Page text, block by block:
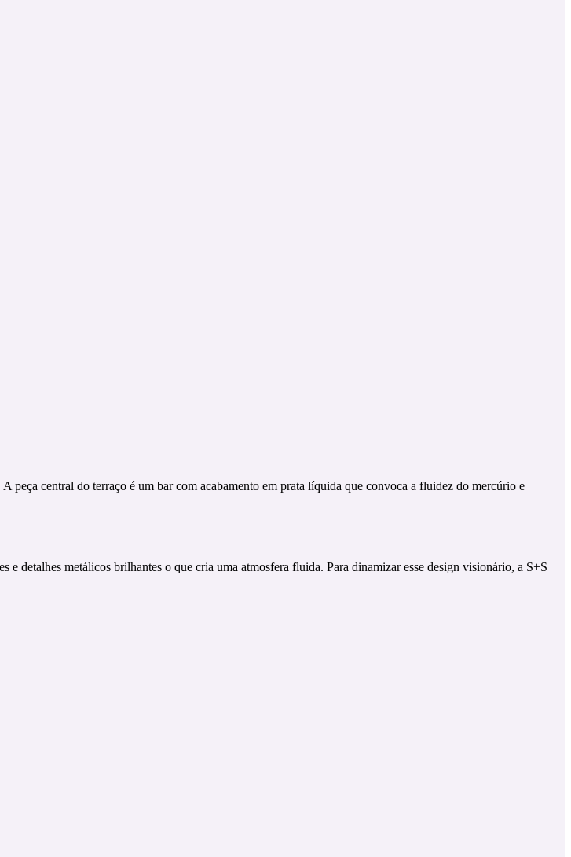
central do terraço é um bar com acabamento em prata líquida que convoca a fluidez do mercúrio e
e detalhes metálicos brilhantes o que cria uma atmosfera fluida. Para dinamizar esse design visionário, a S+S